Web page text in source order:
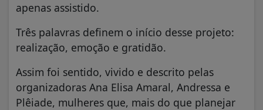
apenas assistido.
Três palavras definem o início desse projeto:
realização, emoção e gratidão.
Assim foi sentido, vivido e descrito pelas
organizadoras Ana Elisa Amaral, Andressa e
Plêiade, mulheres que, mais do que planejar